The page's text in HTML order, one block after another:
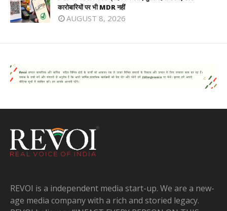
कारोबारियों पर भी MDR नहीं
AUGUST 8, 2026
REVOI is a independent media start-up. We are a new-
age media company with a rich and storied legacy.